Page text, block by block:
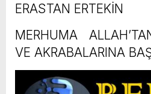
ERASTAN ERTEKİN
MERHUMA
VE AKRABALARINA